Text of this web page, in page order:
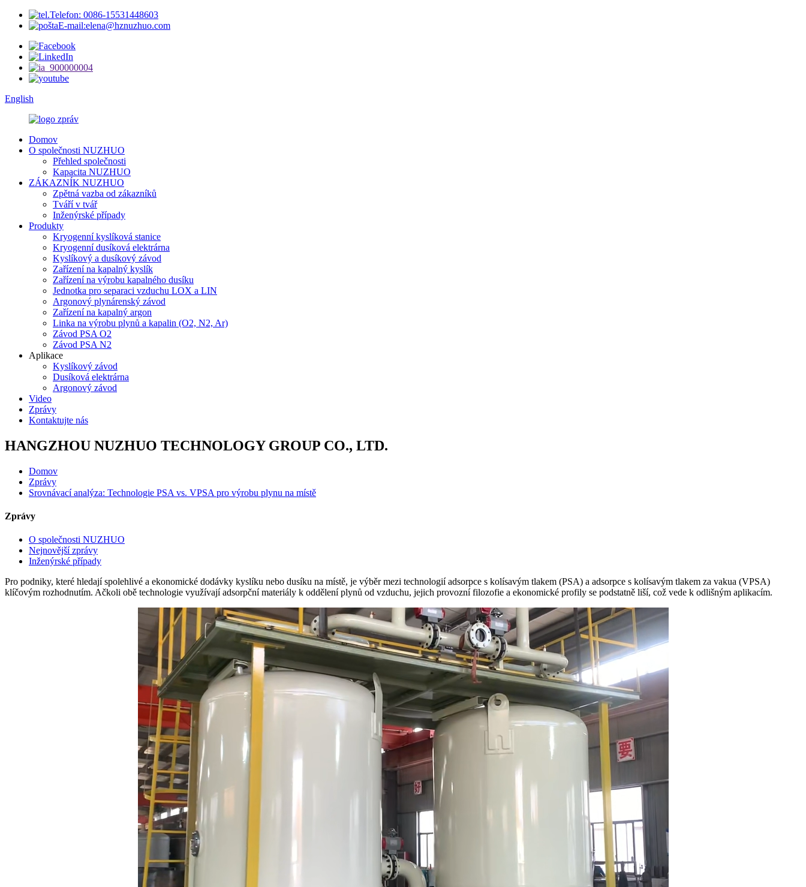
Telefon: 0086-15531448603
E-mail:elena@hznuzhuo.com
English
Domov
O společnosti NUZHUO
Přehled společnosti
Kapacita NUZHUO
ZÁKAZNÍK NUZHUO
Zpětná vazba od zákazníků
Tváří v tvář
Inženýrské případy
Produkty
Kryogenní kyslíková stanice
Kryogenní dusíková elektrárna
Kyslíkový a dusíkový závod
Zařízení na kapalný kyslík
Zařízení na výrobu kapalného dusíku
Jednotka pro separaci vzduchu LOX a LIN
Argonový plynárenský závod
Zařízení na kapalný argon
Linka na výrobu plynů a kapalin (O2, N2, Ar)
Závod PSA O2
Závod PSA N2
Aplikace
Kyslíkový závod
Dusíková elektrárna
Argonový závod
Video
Zprávy
Kontaktujte nás
HANGZHOU NUZHUO TECHNOLOGY GROUP CO., LTD.
Domov
Zprávy
Srovnávací analýza: Technologie PSA vs. VPSA pro výrobu plynu na místě
Zprávy
O společnosti NUZHUO
Nejnovější zprávy
Inženýrské případy
Pro podniky, které hledají spolehlivé a ekonomické dodávky kyslíku nebo dusíku na místě, je výběr mezi technologií adsorpce s kolísavým tlakem (PSA) a adsorpce s kolísavým tlakem za vakua (VPSA)
klíčovým rozhodnutím. Ačkoli obě technologie využívají adsorpční materiály k oddělení plynů od vzduchu, jejich provozní filozofie a ekonomické profily se podstatně liší, což vede k odlišným aplikacím.